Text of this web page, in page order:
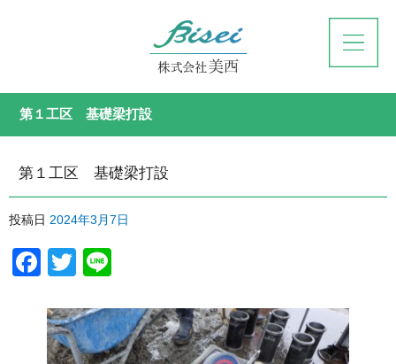
第１工区 基礎梁打設
第１工区 基礎梁打設
投稿日 2024年3月7日
Facebook
Twitter